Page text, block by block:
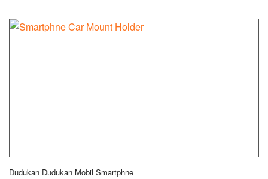
Dudukan Dudukan Mobil Smartphne